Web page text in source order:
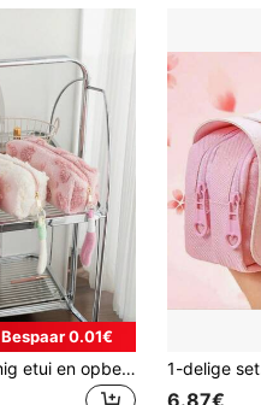
Bespaar 0.01€
Nieuw hartvormig etui en opbergtasje: schattig 3D-hartontwerp + zachte pastelkleuren! Ruime opbergruimte met meerdere lagen, ideaal voor het organiseren van schrijfwaren en muntjes. Een onmisbaar, lief en schattig item voor studenten - perfect voor de start van het schooljaar en om mee te nemen. Geschikt voor het opbergen van schoolspullen, etui, rugzak, etc.
6.87€